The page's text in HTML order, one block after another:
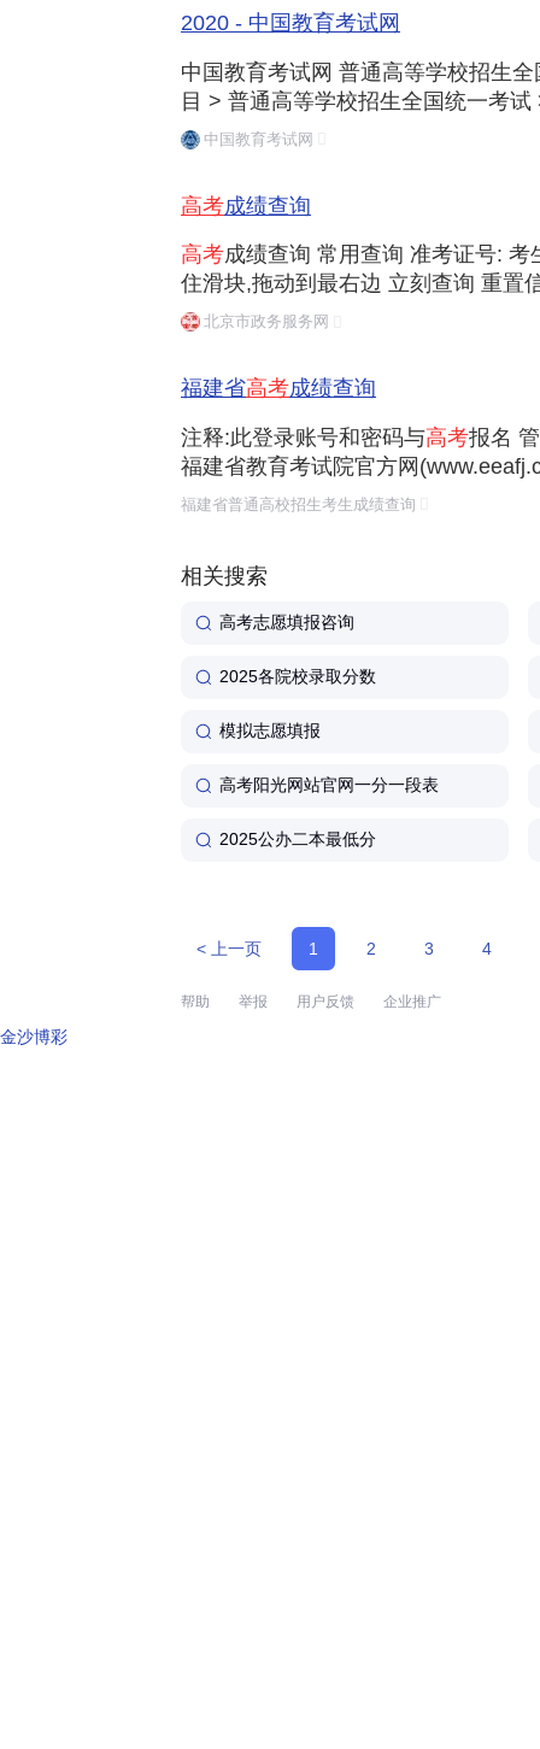
2020 - 中国教育考试网
中国教育考试网 普通高等学校招生
目 > 普通高等学校招生全国统一考
评价 202120202019201820172016
中国教育考试网
高考成绩查询
高考成绩查询 常用查询 准考证号:
住滑块,拖动到最右边 立刻查询 重置
移动端 好差评 浏览器 使用说明
北京市政务服务网
福建省高考成绩查询
注释:此登录账号和密码与高考报名
福建省教育考试院官方网(www.eeafj.cn)版权所有 闽
地址:福建省福州市北环中路59号 邮
福建省普通高校招生考生成绩查询
相关搜索
高考志愿填报咨询
2025各院校录取分数
模拟志愿填报
高考阳光网站官网一分一段表
2025公办二本最低分
< 上一页 1 2 3 4
帮助 举报 用户反馈 企业推广
金沙博彩